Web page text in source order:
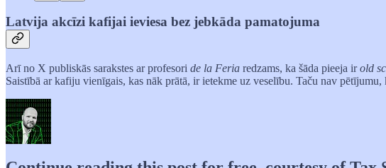
Latvija akcīzi kafijai ieviesa bez jebkāda pamatojuma
Arī no X publiskās sarakstes ar profesori de la Feria redzams, ka šāda pieeja irold
Saistībā ar kafiju vienīgais, kas nāk prātā, ir ietekme uz veselību. Taču nav